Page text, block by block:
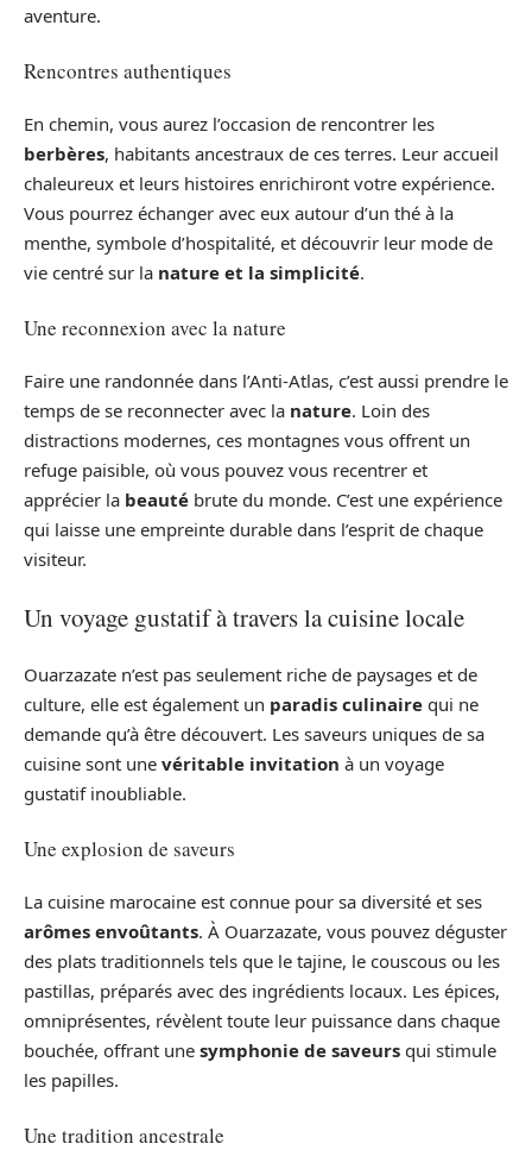
aventure.
Rencontres authentiques
En chemin, vous aurez l’occasion de rencontrer les
berbères, habitants ancestraux de ces terres. Leur accueil
chaleureux et leurs histoires enrichiront votre expérience.
Vous pourrez échanger avec eux autour d’un thé à la
menthe, symbole d’hospitalité, et découvrir leur mode de
vie centré sur la nature et la simplicité.
Une reconnexion avec la nature
Faire une randonnée dans l’Anti-Atlas, c’est aussi prendre le
temps de se reconnecter avec la nature. Loin des
distractions modernes, ces montagnes vous offrent un
refuge paisible, où vous pouvez vous recentrer et
apprécier la beauté brute du monde. C’est une expérience
qui laisse une empreinte durable dans l’esprit de chaque
visiteur.
Un voyage gustatif à travers la cuisine locale
Ouarzazate n’est pas seulement riche de paysages et de
culture, elle est également un paradis culinaire qui ne
demande qu’à être découvert. Les saveurs uniques de sa
cuisine sont une véritable invitation à un voyage
gustatif inoubliable.
Une explosion de saveurs
La cuisine marocaine est connue pour sa diversité et ses
arômes envoûtants. À Ouarzazate, vous pouvez déguster
des plats traditionnels tels que le tajine, le couscous ou les
pastillas, préparés avec des ingrédients locaux. Les épices,
omniprésentes, révèlent toute leur puissance dans chaque
bouchée, offrant une symphonie de saveurs qui stimule
les papilles.
Une tradition ancestrale